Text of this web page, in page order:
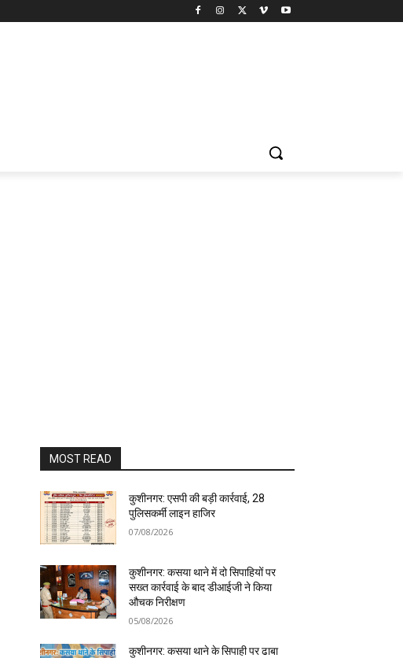
MOST READ
कुशीनगर: एसपी की बड़ी कार्रवाई, 28
पुलिसकर्मी लाइन हाजिर
07/08/2026
कुशीनगर: कसया थाने में दो सिपाहियों पर
सख्त कार्रवाई के बाद डीआईजी ने किया
औचक निरीक्षण
05/08/2026
कुशीनगर: कसया थाने के सिपाही पर ढाबा